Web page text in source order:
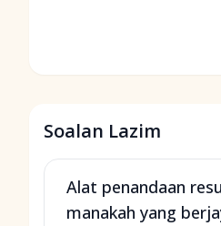
Soalan Lazim
Alat penandaan
manakah yang